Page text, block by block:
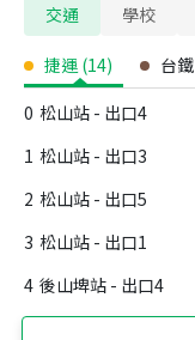
交通 學校
捷運 (14) 台鐵
0 松山站 - 出口4
1 松山站 - 出口3
2 松山站 - 出口5
3 松山站 - 出口1
4 後山埤站 - 出口4